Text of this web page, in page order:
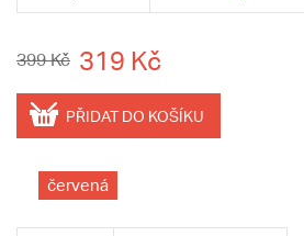
399 Kč 319 Kč
PŘIDAT DO KOŠÍKU
červená